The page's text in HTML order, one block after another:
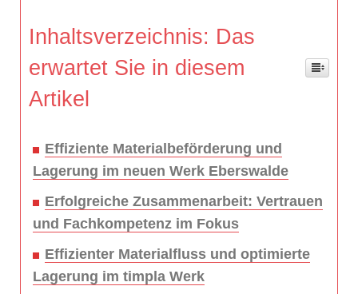
Inhaltsverzeichnis: Das
erwartet Sie in diesem
Artikel
Effiziente Materialbeförderung und
Lagerung im neuen Werk Eberswalde
Erfolgreiche Zusammenarbeit: Vertrauen
und Fachkompetenz im Fokus
Effizienter Materialfluss und optimierte
Lagerung im timpla Werk